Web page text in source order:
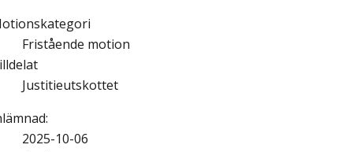
Fristående motion
Justitieutskottet
:
2025-10-06